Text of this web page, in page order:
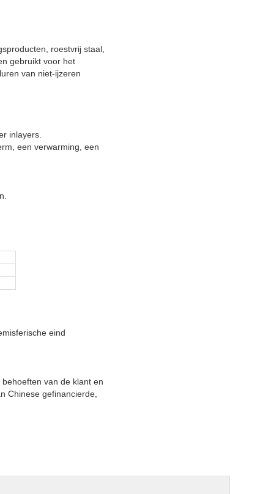
roestvrij staal,
gebruikt voor het
van niet-ijzeren
inlayers.
een verwarming, een
eind
van de klant en
Chinese gefinancierde,